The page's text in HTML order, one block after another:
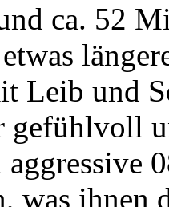
ca. 52
Leib und
gefühlvoll
was ihnen